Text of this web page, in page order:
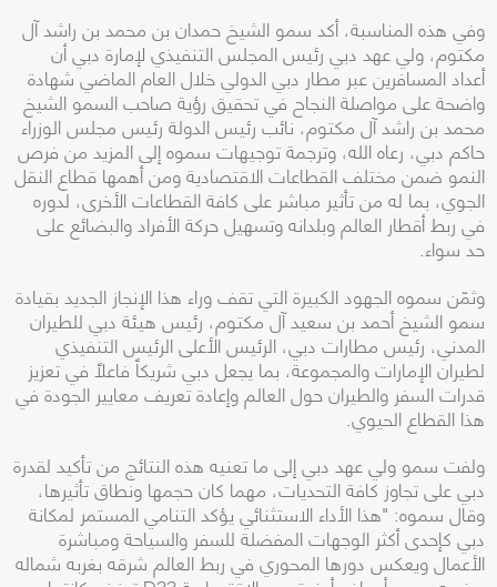
وفي هذه المناسبة، أكد سمو الشيخ حمدان بن محمد بن راشد آل
مكتوم، ولي عهد دبي رئيس المجلس التنفيذي لإمارة دبي أن
أعداد المسافرين عبر مطار دبي الدولي خلال العام الماضي شهادة
واضحة على مواصلة النجاح في تحقيق رؤية صاحب السمو الشيخ
محمد بن راشد آل مكتوم، نائب رئيس الدولة رئيس مجلس الوزراء
حاكم دبي، رعاه الله، وترجمة توجيهات سموه إلى المزيد من فرص
النمو ضمن مختلف القطاعات الاقتصادية ومن أهمها قطاع النقل
الجوي، بما له من تأثير مباشر على كافة القطاعات الأخرى، لدوره
في ربط أقطار العالم وبلدانه وتسهيل حركة الأفراد والبضائع على
حد سواء.
وثمّن سموه الجهود الكبيرة التي تقف وراء هذا الإنجاز الجديد بقيادة
سمو الشيخ أحمد بن سعيد آل مكتوم، رئيس هيئة دبي للطيران
المدني، رئيس مطارات دبي، الرئيس الأعلى الرئيس التنفيذي
لطيران الإمارات والمجموعة، بما يجعل دبي شريكاً فاعلاً في تعزيز
قدرات السفر والطيران حول العالم وإعادة تعريف معايير الجودة في
هذا القطاع الحيوي.
ولفت سمو ولي عهد دبي إلى ما تعنيه هذه النتائج من تأكيد لقدرة
دبي على تجاوز كافة التحديات، مهما كان حجمها ونطاق تأثيرها،
وقال سموه: "هذا الأداء الاستثنائي يؤكد التنامي المستمر لمكانة
دبي كإحدى أكثر الوجهات المفضلة للسفر والسياحة ومباشرة
الأعمال ويعكس دورها المحوري في ربط العالم شرقه بغربه شماله